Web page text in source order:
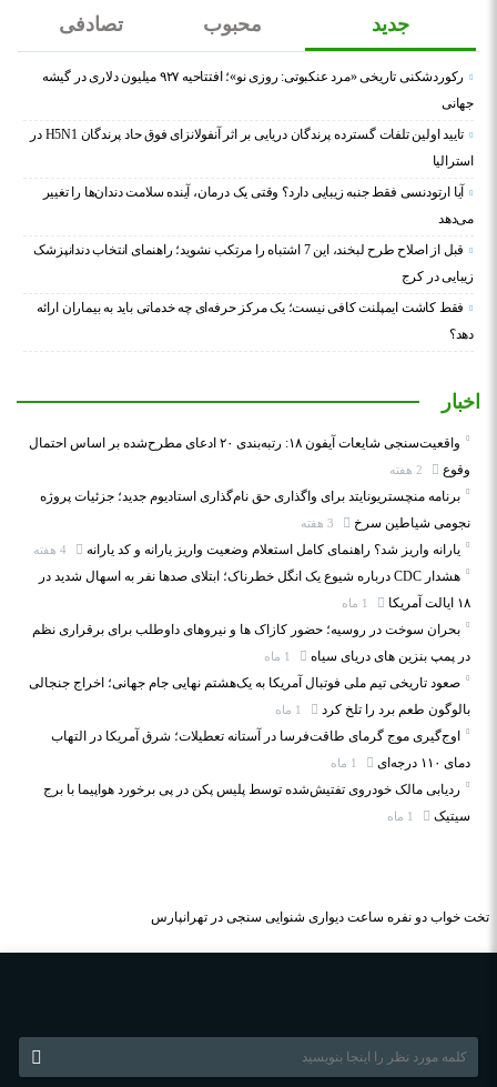
جدید محبوب تصادفی
رکوردشکنی تاریخی «مرد عنکبوتی: روزی نو»؛ افتتاحیه ۹۲۷ میلیون دلاری در گیشه
جهانی
تایید اولین تلفات گسترده پرندگان دریایی بر اثر آنفولانزای فوق حاد پرندگان H5N1 در
استرالیا
آیا ارتودنسی فقط جنبه زیبایی دارد؟ وقتی یک درمان، آینده سلامت دندان‌ها را تغییر
می‌دهد
قبل از اصلاح طرح لبخند، این 7 اشتباه را مرتکب نشوید؛ راهنمای انتخاب دندانپزشک
زیبایی در کرج
فقط کاشت ایمپلنت کافی نیست؛ یک مرکز حرفه‌ای چه خدماتی باید به بیماران ارائه
دهد؟
اخبار
واقعیت‌سنجی شایعات آیفون ۱۸: رتبه‌بندی ۲۰ ادعای مطرح‌شده بر اساس احتمال
وقوع
برنامه منچستریونایتد برای واگذاری حق نام‌گذاری استادیوم جدید؛ جزئیات پروژه
نجومی شیاطین سرخ
یارانه واریز شد؟ راهنمای کامل استعلام وضعیت واریز یارانه و کد یارانه
هشدار CDC درباره شیوع یک انگل خطرناک؛ ابتلای صدها نفر به اسهال شدید در
۱۸ ایالت آمریکا
بحران سوخت در روسیه؛ حضور کازاک‌ ها و نیروهای داوطلب برای برقراری نظم
در پمپ بنزین‌ های دریای سیاه
صعود تاریخی تیم ملی فوتبال آمریکا به یک‌هشتم نهایی جام جهانی؛ اخراج جنجالی
بالوگون طعم برد را تلخ کرد
اوج‌گیری موج گرمای طاقت‌فرسا در آستانه تعطیلات؛ شرق آمریکا در التهاب
دمای ۱۱۰ درجه‌ای
ردیابی مالک خودروی تفتیش‌شده توسط پلیس پکن در پی برخورد هواپیما با برج
سیتیک
تخت خواب دو نفره ساعت دیواری شنوایی سنجی در تهرانپارس